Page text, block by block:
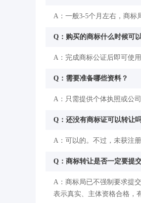
A：一般3-5个月左右，商标
Q：购买的商标什么时候可
A：完成商标公证后即可使
Q：需要准备哪些资料？
A：只需提供个体执照或公
Q：还没有商标证可以转让
A：可以的。不过，未获注
Q：商标转让是否一定要提
A：商标局已不强制要求提
表示真实、主体资格合格，